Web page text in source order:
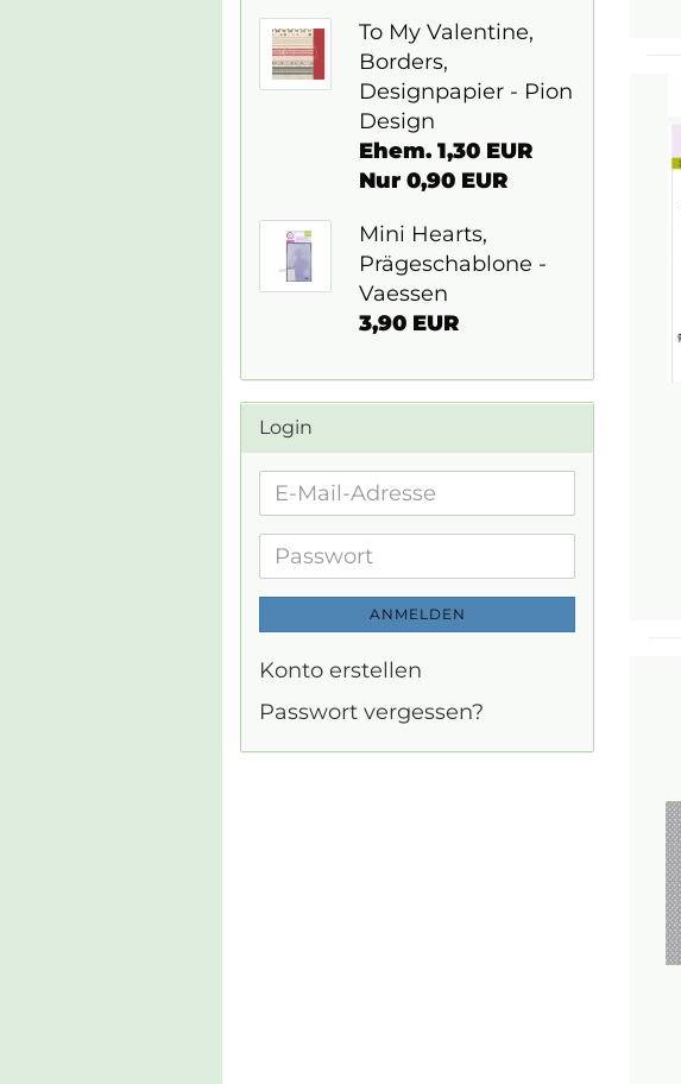
To My Valentine,
Borders,
Designpapier - Pion
Design
Ehem. 1,30 EUR
Nur 0,90 EUR
Mini Hearts,
Prägeschablone -
Vaessen
3,90 EUR
Login
E-
Adresse
Passwort
ANMELDEN
Konto erstellen
Passwort vergessen?